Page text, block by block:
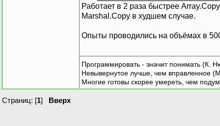
Работает в 2 раза быстрее
Marshal.Copy в худшем случае.
Опыты проводились на объёмах в
Программировать - значит понимать (К.
Невывернутое лучше, чем вправленное
Многие готовы скорее умереть, чем
Страниц: [1] Вверх